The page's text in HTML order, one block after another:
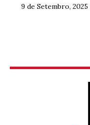
9 de Setembro, 2025